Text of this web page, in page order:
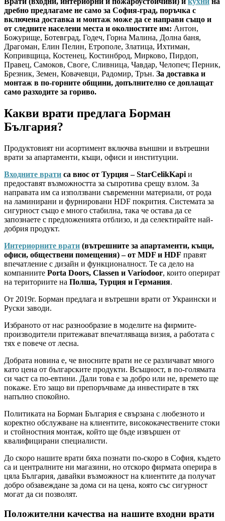
дребно предлагаме не само за София-град, поръчка с
включена доставка и монтаж може да се направи също и
от следните населени места и околностите им: Антон,
Божурище, Ботевград, Годеч, Горна Малина, Долна баня,
Драгоман, Елин Пелин, Етрополе, Златица, Ихтиман,
Копривщица, Костенец, Костинброд, Мирково, Пирдоп,
Правец, Самоков, Своге, Сливница, Чавдар, Челопеч; Перник,
Брезник, Земен, Ковачевци, Радомир, Трън. За доставка и
монтаж в по-горните общини, допълнително се доплащат
само разходите за гориво.
Какви врати предлага Борман
България?
Продуктовият ни асортимент включва външни и вътрешни
врати за апартаменти, къщи, офиси и институции.
Входните врати са внос от Турция – StarCelikKapi и
предоставят възможността за съпротива срещу взлом. За
направата им са използвани съвременни материали, от рода
на ламинирани и фурнировани HDF покрития. Системата за
сигурност също е много стабилна, така че остава да се
запознаете с предложенията отблизо, и да селектирайте най-
добрия продукт.
Интериорните врати (вътрешните за апартаменти, къщи,
офиси, обществени помещения) – от MDF и HDF правят
впечатление с дизайн и функционалност. Те са дело на
компаниите Porta Doors, Classen и Variodoor, които оперират
на териториите на Полша, Турция и Германия.
От 2019г. Борман предлага и вътрешни врати от Украински и
Руски заводи.
Избраното от нас разнообразие в моделите на фирмите-
производители притежават впечатляваща визия, а работата с
тях е повече от лесна.
Добрата новина е, че вносните врати не се различават много
като цена от българските продукти. Всъщност, в по-голямата
си част са по-евтини. Дали това е за добро или не, времето ще
покаже. Ето защо ви препоръчваме да инвестирате в тях
напълно спокойно.
Политиката на Борман България е свързана с любезното и
коректно обслужване на клиентите, висококачествените стоки
и стойностния монтаж, който ще бъде извършен от
квалифицирани специалисти.
До скоро нашите врати бяха познати по-скоро в София, където
са и централните ни магазини, но отскоро фирмата оперира в
цяла България, давайки възможност на клиентите да получат
добро обзавеждане за дома си на цена, която със сигурност
могат да си позволят.
Положителни качества на нашите входни врати